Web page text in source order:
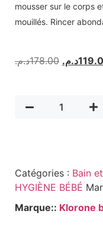
mousser sur le corps
mouillés. Rincer
178.00د.م. د.م.
Catégories : Bain
HYGIÈNE BÉBÉ
Marque:: Klorone